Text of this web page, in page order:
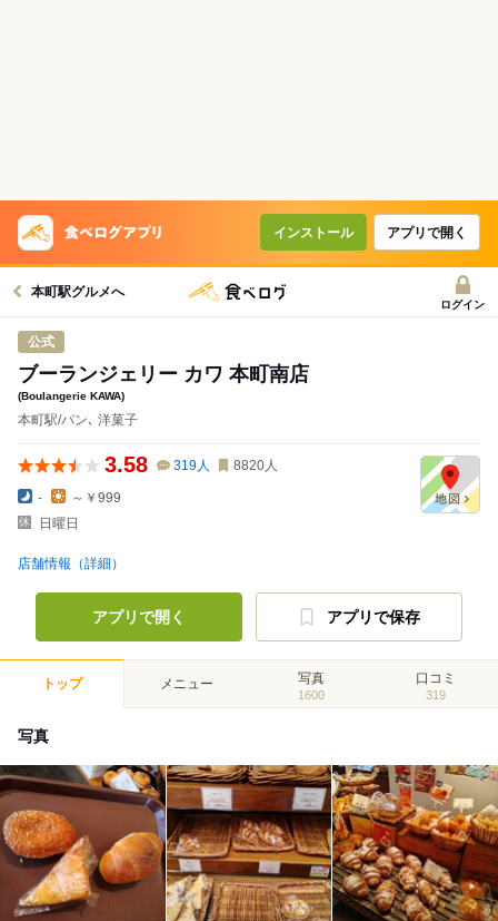
インストール アプリで開く
本町駅グルメへ
ログイン
公式
ブーランジェリー カワ 本町南店
(Boulangerie KAWA)
本町駅/パン､ 洋菓子
3.58 319人 8820人
-
～￥999
日曜日
店舗情報（詳細）
アプリで開く アプリで保存
トップ メニュー 写真
1600
口コミ
319
写真